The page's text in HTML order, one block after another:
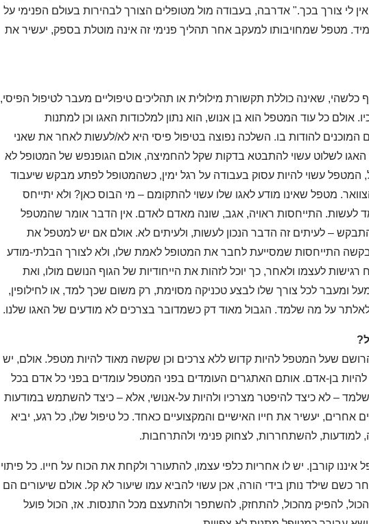
לי צורך בכך." אדרבה, בעבודה מול מטופלים הצורך לבהירות בעולם הפנימי על
מטפל שמחויבותו למעקב אחר תהליך פנימי זה אינה מוטלת בספק, יעשיר את
שאינה כוללת תקשורת מילולית או תהליכים טיפוליים מעבר לטיפול הפיסי,
אולם כל עוד המטפל הוא בן אנוש, הוא נתון למלכודות האגו וכן למתנות
המוכנים להודות בו. השלכה נפוצה בטיפול פיסי היא לא/לעשות לאחר את שאני
האגו לשלוט עשוי להתבטא בדקות שקל להחמיצה, אולם הגופנפש של המטופל לא
המטפל עשוי להיות עסוק בעבודה על רגל ימין, כשהמטופל לפתע מבקש שיעבוד
מטפל שאינו מודע לאגו שלו עשוי להתקומם – מי הבוס כאן? ולא יתייחס
לעשות. התייחסות ראויה, אגב, שונה מאדם לאדם. אין הדבר אומר שהמטפל
– לעיתים זה הדבר הנכון לעשות, ולעיתים לא. אולם אם יש למטפל את
התייחסות שמסייעת לחבר את המטופל לאמת שלו, ולא לצורך הבלתי-מודע
לעצמו ולאחר, כך יוכל לזהות את הייחודיות של הגוף הנושם מולו, ואת
מעל ומעבר לכל צורך שלו לבצע טכניקה מסוימת, רק משום שכך למד, או לחילופין,
על מה שלמד. הגבול מאוד דק כשמדובר בצרכים לא מודעים של האגו שלנו.
שעל המטפל להיות קדוש ללא צרכים וכן שקשה מאוד להיות מטפל. אולם, יש
להיות בן-אדם. אותם האתגרים העומדים בפני המטפל עומדים בפני כל אדם בכל
– לא כיצד להיפטר מצרכיו ולהיות על-אנושי, אלא – כיצד להשתמש במודעות
אחרים, יעשיר את חייו האישיים והמקצועיים כאחד. כל טיפול שלו, כל רגע, יביא
למודעות, להשתחררות, לצחוק פנימי ולהתרחבות.
איננו קורבן. יש לו אחריות כלפי עצמו, להתעורר ולקחת את הכוח על חייו. כל פיתוי
כשם שילד נותן בידי הורה, אכן עשוי להביא עמו שיעור לא קל. אולם שיעורים הם
להפיק מהכול, להתחזק, להשתפר ולהתעצם מכל התנסות. אז, הכול פועל